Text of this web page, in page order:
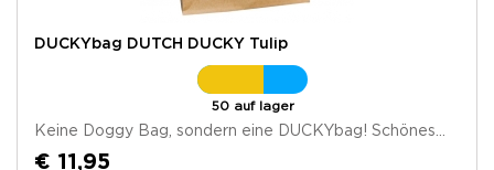
DUCKYbag DUTCH DUCKY Tulip
50 auf lager
Keine Doggy Bag, sondern eine DUCKYbag! Schönes...
€ 11,95